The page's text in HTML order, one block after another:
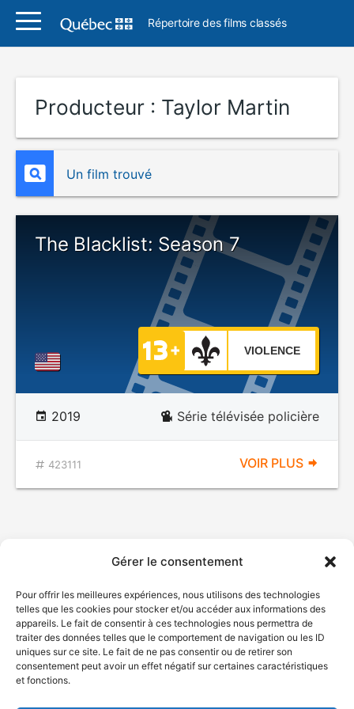
Gérer le consentement
Pour offrir les meilleures expériences, nous utilisons des technologies
telles que les cookies pour stocker et/ou accéder aux informations des
appareils. Le fait de consentir à ces technologies nous permettra de
traiter des données telles que le comportement de navigation ou les ID
uniques sur ce site. Le fait de ne pas consentir ou de retirer son
consentement peut avoir un effet négatif sur certaines caractéristiques
et fonctions.
Répertoire des films classés
Producteur : Taylor Martin
Un film trouvé
The Blacklist: Season 7
VIOLENCE
2019 Série télévisée policière
423111 VOIR PLUS